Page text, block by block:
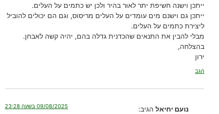
ייתכן וישנה חשיפת יתר לאור בהיר ולכן יש כתמים על העלים.
ייתכן גם וישנם מים עומדים על העלים מריסוס, וגם הם יכולים להוביל
ליצירת כתמים על העלים.
מבלי להבין את התנאים שהכדנית גדלה בהם, יהיה קשה לאבחן.
בהצלחה,
ירון
הגב
נועם יחיאל הגיב: 09/08/2025 בשעה 23:28